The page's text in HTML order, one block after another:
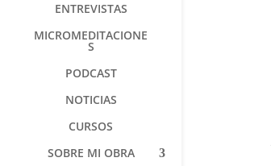
ENTREVISTAS
MICROMEDITACIONE
S
PODCAST
NOTICIAS
CURSOS
SOBRE MI OBRA